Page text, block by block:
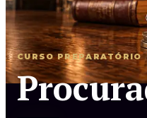
Magistratura
Magistratura
Magistratura
2ª Fase TJBA
CURSO PREPARATÓRIO